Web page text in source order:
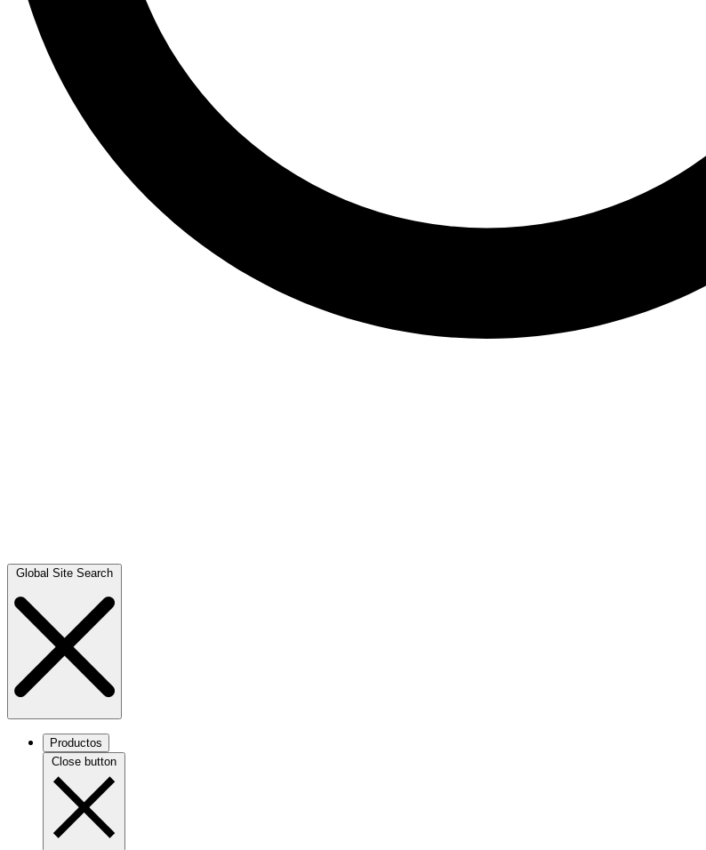
Global Site Search
Productos
Close button